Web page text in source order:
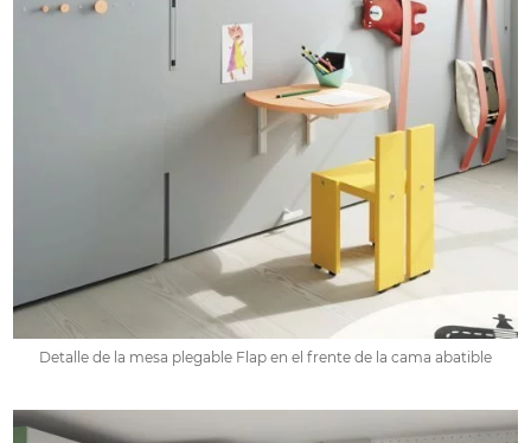
Detalle de la mesa plegable Flap en el frente de la cama abatible